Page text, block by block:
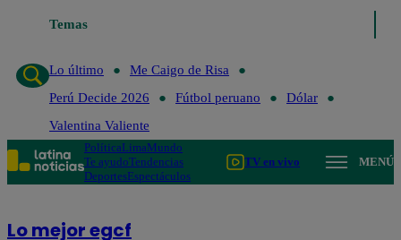
Temas
Lo último
Lo último
Me Caigo de Risa
Perú Decide 2026
Fútbol peruano
Dólar
Valentina Valiente
PolíticaLimaMundo
Te ayudoTendencias
DeportesEspectáculos
TV en vivo MENÚ
Lo mejor egcf